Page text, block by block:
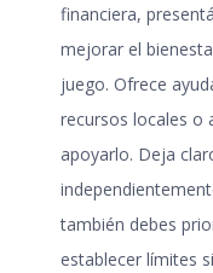
financiera,
mejorar el
juego. Ofrece
recursos locales o
apoyarlo. Deja
también debes
establecer límites